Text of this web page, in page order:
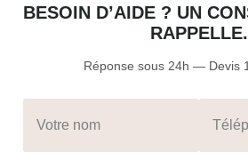
BESOIN D’AIDE ? UN
RAPPELLE.
Réponse sous 24h — Devis